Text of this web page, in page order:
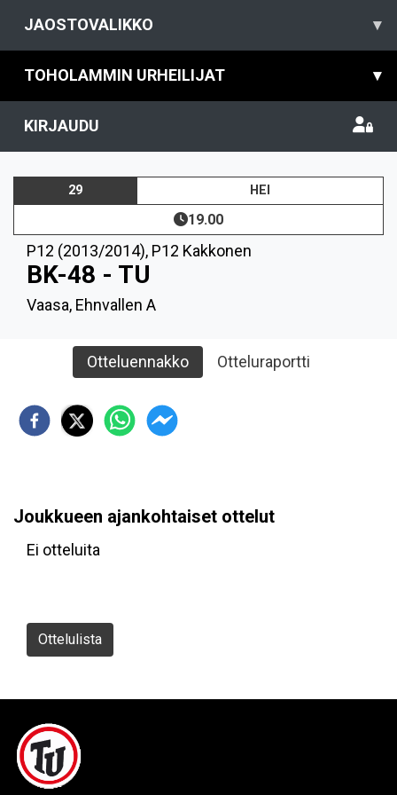
JAOSTOVALIKKO ▾
TOHOLAMMIN URHEILIJAT ▾
KIRJAUDU
29 HEI
19.00
P12 (2013/2014), P12 Kakkonen
BK-48 - TU
Vaasa, Ehnvallen A
Otteluennakko Otteluraportti
Joukkueen ajankohtaiset ottelut
Ei otteluita
Ottelulista